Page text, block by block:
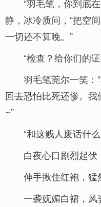
“羽毛笔，你到底
静，冰冷质问，“把空
一切还不算晚。”
“检查？给你们的
羽毛笔莞尔一笑：
回去恐怕比死还惨。
~”
“和这贱人废话什
白夜心口剧烈起伏
伸手揪住红袍，猛
一袭妩媚白裙，